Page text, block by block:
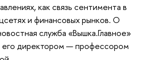
как связь сентимента в
и финансовых рынков. О
служба «Вышка.Главное»
его директором — профессором